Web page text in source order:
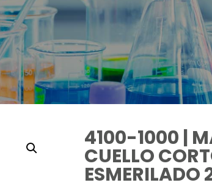
4100-1000 |
CUELLO
ESMERILADO